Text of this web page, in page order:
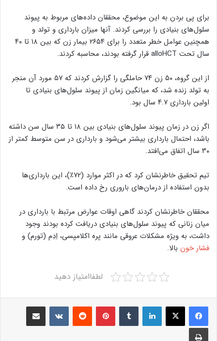
برای پی بردن به این موضوع، محققان داده‌های مربوط به پیوند
سلول‌های بنیادی را بررسی کردند. آنها میزان بارداری و تولد و
همچنین عوامل خطر متعدد را برای ۲۶۵۴ بیمار زن که بین ۱۸ تا ۴۰
سال تحت alloHCT قرار گرفته بودند، محاسبه کردند.
از این گروه، ۵۰ زن ۷۴ حاملگی را گزارش کردند که ۵۷ مورد آن منجر
به تولد زنده شد، که میانگین زمان از پیوند سلول‌های بنیادی تا
اولین بارداری ۴.۷ سال بود.
اگر زن در زمان پیوند سلول‌های بنیادی بین ۱۸ تا ۳۵ سال سن داشته
باشد، احتمال بارداری بیشتر می‌شود و بارداری در سن متوسط کمتر از
۳۰ سال اتفاق می‌افتد.
تیم تحقیق خاطرنشان کرد که در اکثر موارد (۷۲٪)، این بارداری‌ها
بدون استفاده از درمان‌های باروری رخ داده است.
محققان خاطرنشان کردند گاهی اوقات عوارض مرتبط با بارداری در
میان زنانی که پیوند سلول‌های بنیادی دریافت کرده بودند وجود
داشت، به ویژه مشکلات عروقی مانند پره اکلامپسی، اِدِم (تورم) و
فشار خون بالا.
لطفاامتیاز دهید
LinkedIn
Tumblr
Pinterest
Reddit
VKontakte
Share via Email
Print